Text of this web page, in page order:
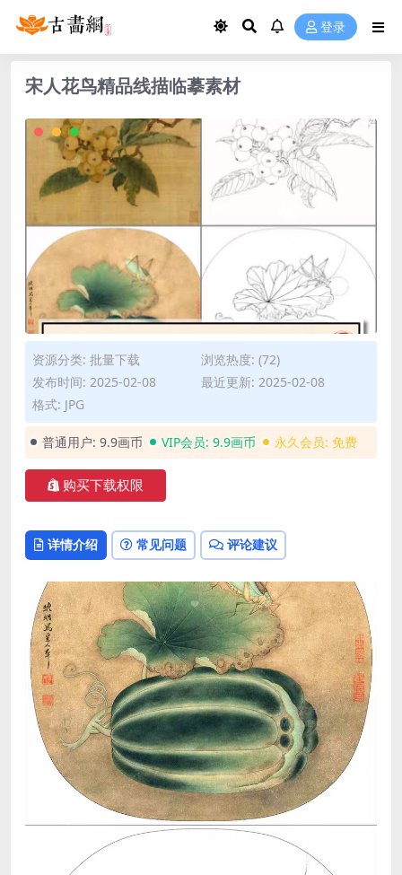
登录
宋人花鸟精品线描临摹素材
资源分类: 批量下载
浏览热度: (72)
发布时间: 2025-02-08
最近更新: 2025-02-08
格式: JPG
普通用户: 9.9画币 VIP会员: 9.9画币 永久会员: 免费
购买下载权限
详情介绍 常见问题 评论建议